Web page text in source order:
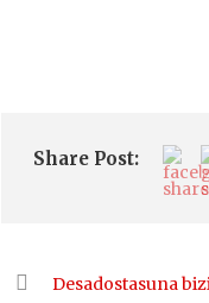
Share Post:
Desadostasuna